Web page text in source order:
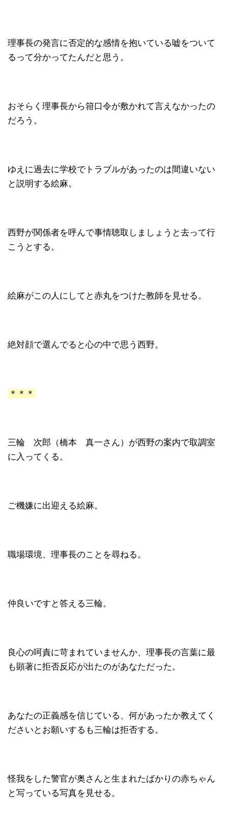
理事長の発言に否定的な感情を抱いている嘘をついて
るって分かってたんだと思う。
おそらく理事長から箝口令が敷かれて言えなかったの
だろう。
ゆえに過去に学校でトラブルがあったのは間違いない
と説明する絵麻。
西野が関係者を呼んで事情聴取しましょうと去って行
こうとする。
絵麻がこの人にしてと赤丸をつけた教師を見せる。
絶対顔で選んでると心の中で思う西野。
＊＊＊
三輪 次郎（橋本 真一さん）が西野の案内で取調室
に入ってくる。
ご機嫌に出迎える絵麻。
職場環境、理事長のことを尋ねる。
仲良いですと答える三輪。
良心の呵責に苛まれていませんか、理事長の言葉に最
も顕著に拒否反応が出たのがあなただった。
あなたの正義感を信じている、何があったか教えてく
ださいとお願いするも三輪は拒否する。
怪我をした警官が奥さんと生まれたばかりの赤ちゃん
と写っている写真を見せる。